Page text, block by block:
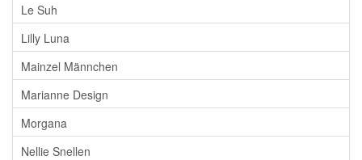
Le Suh
Lilly Luna
Mainzel Männchen
Marianne Design
Morgana
Nellie Snellen